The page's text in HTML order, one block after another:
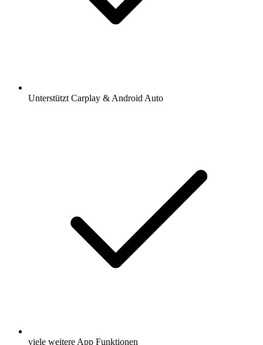
Unterstützt Carplay & Android Auto
viele weitere App Funktionen